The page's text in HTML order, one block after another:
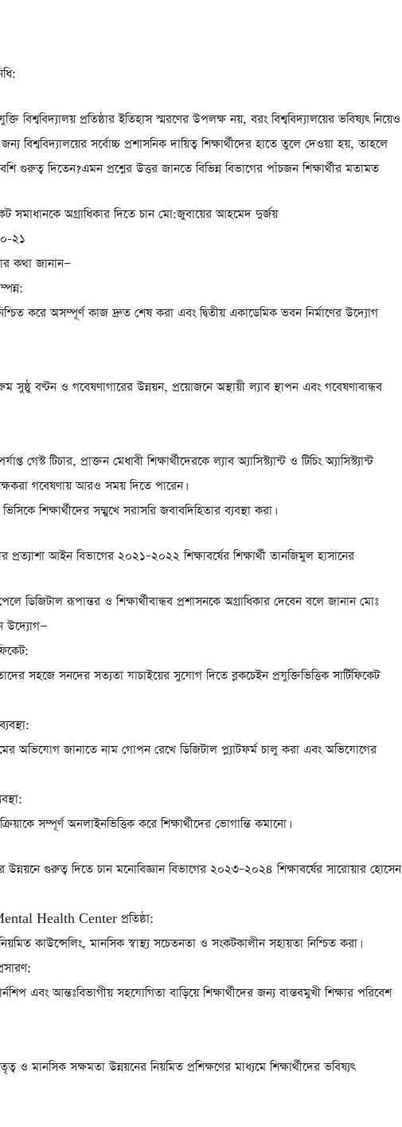
বিশ্ববিদ্যালয় প্রতিষ্ঠার ইতিহাস স্মরণের উপলক্ষ নয়, বরং বিশ্ববিদ্যালয়ের ভবিষ্যৎ নিয়েও
বিশ্ববিদ্যালয়ের সর্বোচ্চ প্রশাসনিক দায়িত্ব শিক্ষার্থীদের হাতে তুলে দেওয়া হয়, তাহলে
গুরুত্ব দিতেন?এমন প্রশ্নের উত্তর জানতে বিভিন্ন বিভাগের পাঁচজন শিক্ষার্থীর মতামত
সমাধানকে অগ্রাধিকার দিতে চান মো:জুবায়ের আহমেদ দুর্জয়
২১
কথা জানান—
করে অসম্পূর্ণ কাজ দ্রুত শেষ করা এবং দ্বিতীয় একাডেমিক ভবন নির্মাণের উদ্যোগ
সুষ্ঠু বণ্টন ও গবেষণাগারের উন্নয়ন, প্রয়োজনে অস্থায়ী ল্যাব স্থাপন এবং গবেষণাবান্ধব
গেস্ট টিচার, প্রাক্তন মেধাবী শিক্ষার্থীদেরকে ল্যাব অ্যাসিস্ট্যান্ট ও টিচিং অ্যাসিস্ট্যান্ট
গবেষণায় আরও সময় দিতে পারেন।
শিক্ষার্থীদের সম্মুখে সরাসরি জবাবদিহিতার ব্যবস্থা করা।
প্রত্যাশা আইন বিভাগের ২০২১–২০২২ শিক্ষাবর্ষের শিক্ষার্থী তানজিমুল হাসানের
ডিজিটাল রূপান্তর ও শিক্ষার্থীবান্ধব প্রশাসনকে অগ্রাধিকার দেবেন বলে জানান মোঃ
উদ্যোগ—
সহজে সনদের সত্যতা যাচাইয়ের সুযোগ দিতে ব্লকচেইন প্রযুক্তিভিত্তিক সার্টিফিকেট
অভিযোগ জানাতে নাম গোপন রেখে ডিজিটাল প্ল্যাটফর্ম চালু করা এবং অভিযোগের
সম্পূর্ণ অনলাইনভিত্তিক করে শিক্ষার্থীদের ভোগান্তি কমানো।
উন্নয়নে গুরুত্ব দিতে চান মনোবিজ্ঞান বিভাগের ২০২৩–২০২৪ শিক্ষাবর্ষের সারোয়ার হোসেন
Health Center প্রতিষ্ঠা:
কাউন্সেলিং, মানসিক স্বাস্থ্য সচেতনতা ও সংকটকালীন সহায়তা নিশ্চিত করা।
এবং আন্তঃবিভাগীয় সহযোগিতা বাড়িয়ে শিক্ষার্থীদের জন্য বাস্তবমুখী শিক্ষার পরিবেশ
ও মানসিক সক্ষমতা উন্নয়নের নিয়মিত প্রশিক্ষণের মাধ্যমে শিক্ষার্থীদের ভবিষ্যৎ